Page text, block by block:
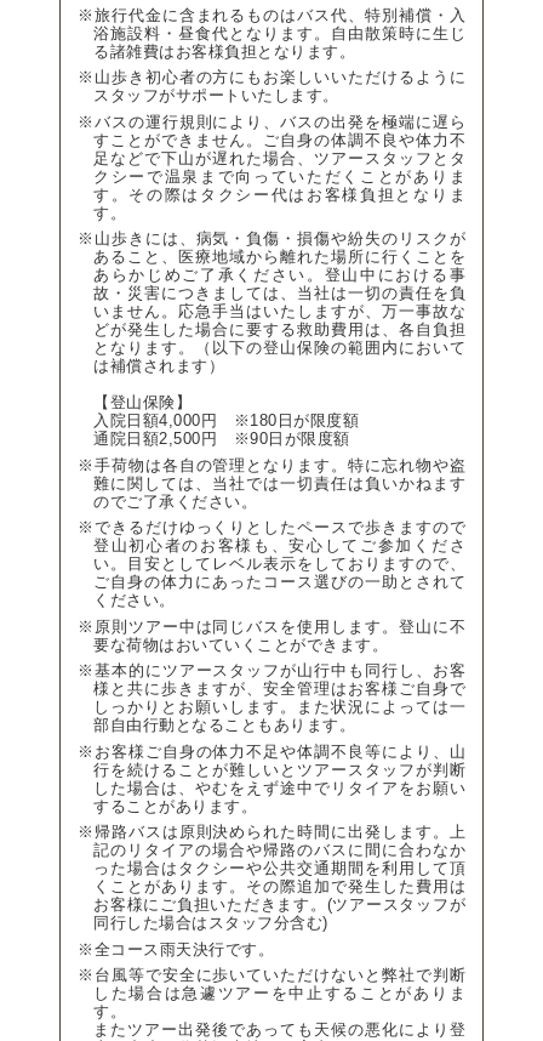
※旅行代金に含まれるものはバス代、特別補償・入
浴施設料・昼食代となります。自由散策時に生じ
る諸雑費はお客様負担となります。
※山歩き初心者の方にもお楽しいいただけるように
スタッフがサポートいたします。
※バスの運行規則により、バスの出発を極端に遅ら
すことができません。ご自身の体調不良や体力不
足などで下山が遅れた場合、ツアースタッフとタ
クシーで温泉まで向っていただくことがありま
す。その際はタクシー代はお客様負担となりま
す。
※山歩きには、病気・負傷・損傷や紛失のリスクが
あること、医療地域から離れた場所に行くことを
あらかじめご了承ください。登山中における事
故・災害につきましては、当社は一切の責任を負
いません。応急手当はいたしますが、万一事故な
どが発生した場合に要する救助費用は、各自負担
となります。（以下の登山保険の範囲内において
は補償されます）
【登山保険】
入院日額4,000円 ※180日が限度額
通院日額2,500円 ※90日が限度額
※手荷物は各自の管理となります。特に忘れ物や盗
難に関しては、当社では一切責任は負いかねます
のでご了承ください。
※できるだけゆっくりとしたペースで歩きますので
登山初心者のお客様も、安心してご参加くださ
い。目安としてレベル表示をしておりますので、
ご自身の体力にあったコース選びの一助とされて
ください。
※原則ツアー中は同じバスを使用します。登山に不
要な荷物はおいていくことができます。
※基本的にツアースタッフが山行中も同行し、お客
様と共に歩きますが、安全管理はお客様ご自身で
しっかりとお願いします。また状況によっては一
部自由行動となることもあります。
※お客様ご自身の体力不足や体調不良等により、山
行を続けることが難しいとツアースタッフが判断
した場合は、やむをえず途中でリタイアをお願い
することがあります。
※帰路バスは原則決められた時間に出発します。上
記のリタイアの場合や帰路のバスに間に合わなか
った場合はタクシーや公共交通期間を利用して頂
くことがあります。その際追加で発生した費用は
お客様にご負担いただきます。(ツアースタッフが
同行した場合はスタッフ分含む)
※全コース雨天決行です。
※台風等で安全に歩いていただけないと弊社で判断
した場合は急遽ツアーを中止することがありま
す。
またツアー出発後であっても天候の悪化により登